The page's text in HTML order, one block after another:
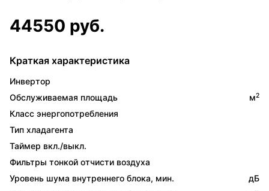
44550 руб.
Краткая характеристика
Инвертор
Обслуживаемая площадь
м2
Класс энергопотребления
Тип хладагента
Таймер вкл./выкл.
Фильтры тонкой отчисти воздуха
Уровень шума внутреннего блока, мин.
дБ